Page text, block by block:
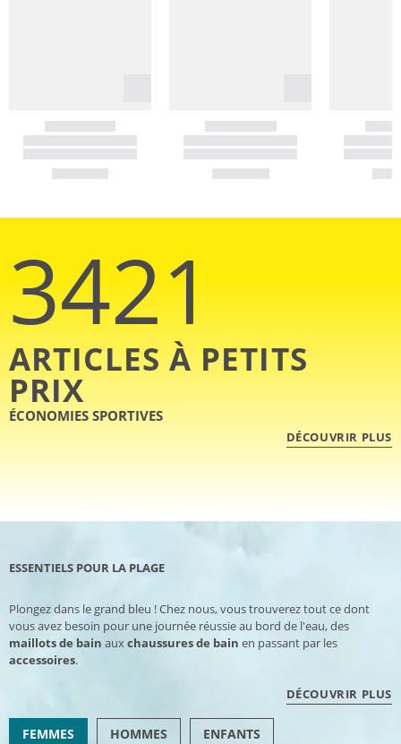
3421
ARTICLES À PETITS
PRIX
ÉCONOMIES SPORTIVES
DÉCOUVRIR PLUS
ESSENTIELS POUR LA PLAGE
Plongez dans le grand bleu ! Chez nous, vous trouverez tout ce dont
vous avez besoin pour une journée réussie au bord de l'eau, des
maillots de bain auxchaussures de bain en passant par les
accessoires.
DÉCOUVRIR PLUS
FEMMES HOMMES ENFANTS